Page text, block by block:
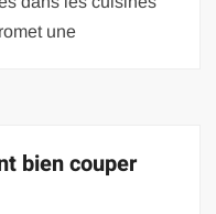
une
bien couper